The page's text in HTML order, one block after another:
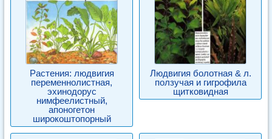
Растения: людвигия
переменнолистная,
эхинодорус
нимфеелистный,
апоногетон
широкоштопорный
Людвигия болотная & л.
ползучая и гигрофила
щитковидная